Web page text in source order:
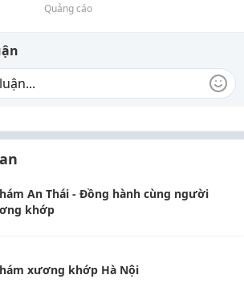
Quảng cáo
An Thái - Đồng hành cùng người
khớp
xương khớp Hà Nội